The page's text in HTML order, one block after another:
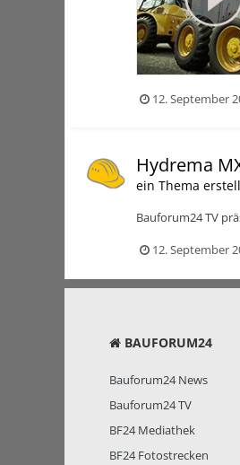
12. September
Hydrema
ein Thema
Bauforum24 TV
12. September
BAUFORUM24
Bauforum24 News
Bauforum24 TV
BF24 Mediathek
BF24 Fotostrecken